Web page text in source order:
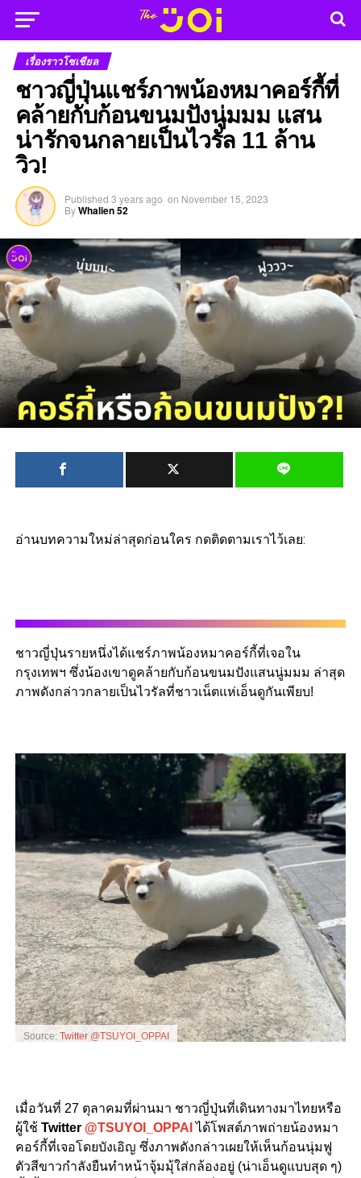
เรื่องราวโซเชียล
ชาวญี่ปุ่นแชร์ภาพน้องหมาคอร์กี้ที่
คล้ายกับก้อนขนมปังนู่มมม แสน
น่ารักจนกลายเป็นไวรัล 11 ล้าน
วิว!
Published 3 years ago on November 15, 2023
ByWhalien 52
อ่านบทความใหม่ล่าสุดก่อนใคร กดติดตามเราไว้เลย:
ชาวญี่ปุ่นรายหนึ่งได้แชร์ภาพน้องหมาคอร์กี้ที่เจอใน
กรุงเทพฯ ซึ่งน้องเขาดูคล้ายกับก้อนขนมปังแสนนู่มมม ล่าสุด
ภาพดังกล่าวกลายเป็นไวรัลที่ชาวเน็ตแห่เอ็นดูกันเพียบ!
Source: Twitter @TSUYOI_OPPAI
เมื่อวันที่ 27 ตุลาคมที่ผ่านมา ชาวญี่ปุ่นที่เดินทางมาไทยหรือ
ผู้ใช้ Twitter @TSUYOI_OPPAI ได้โพสต์ภาพถ่ายน้องหมา
คอร์กี้ที่เจอโดยบังเอิญ ซึ่งภาพดังกล่าวเผยให้เห็นก้อนนุ่มฟู
ตัวสีขาวกำลังยืนทำหน้าจุ้มมุ้ใส่กล้องอยู่ (น่าเอ็นดูแบบสุด ๆ)